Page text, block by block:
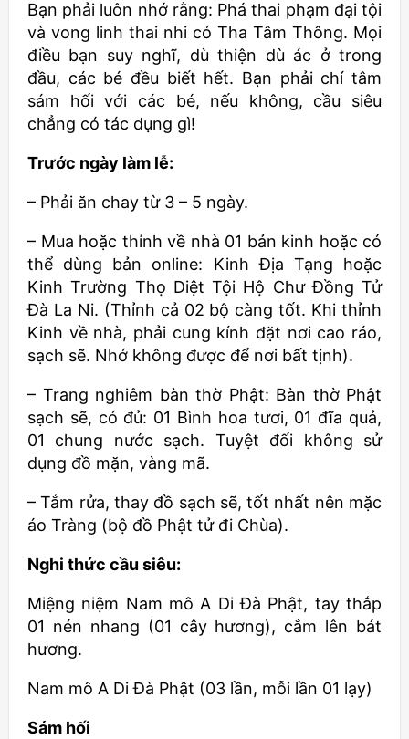
Bạn phải luôn nhớ rằng: Phá thai phạm đại tội
và vong linh thai nhi có Tha Tâm Thông. Mọi
điều bạn suy nghĩ, dù thiện dù ác ở trong
đầu, các bé đều biết hết. Bạn phải chí tâm
sám hối với các bé, nếu không, cầu siêu
chẳng có tác dụng gì!
Trước ngày làm lễ:
– Phải ăn chay từ 3 – 5 ngày.
– Mua hoặc thỉnh về nhà 01 bản kinh hoặc có
thể dùng bản online: Kinh Địa Tạng hoặc
Kinh Trường Thọ Diệt Tội Hộ Chư Đồng Tử
Đà La Ni. (Thỉnh cả 02 bộ càng tốt. Khi thỉnh
Kinh về nhà, phải cung kính đặt nơi cao ráo,
sạch sẽ. Nhớ không được để nơi bất tịnh).
– Trang nghiêm bàn thờ Phật: Bàn thờ Phật
sạch sẽ, có đủ: 01 Bình hoa tươi, 01 đĩa quả,
01 chung nước sạch. Tuyệt đối không sử
dụng đồ mặn, vàng mã.
– Tắm rửa, thay đồ sạch sẽ, tốt nhất nên mặc
áo Tràng (bộ đồ Phật tử đi Chùa).
Nghi thức cầu siêu:
Miệng niệm Nam mô A Di Đà Phật, tay thắp
01 nén nhang (01 cây hương), cắm lên bát
hương.
Nam mô A Di Đà Phật (03 lần, mỗi lần 01 lạy)
Sám hối